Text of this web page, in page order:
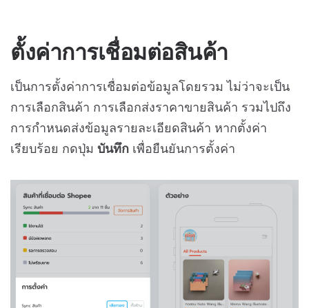
ตั้งค่าการเชื่อมต่อสินค้า
เป็นการตั้งค่าการเชื่อมต่อข้อมูลโดยรวม ไม่ว่าจะเป็น
การเลือกสินค้า การเลือกส่งราคาขายสินค้า รวมไปถึง
การกำหนดส่งข้อมูลรายละเอียดสินค้า หากตั้งค่า
เรียบร้อย กดปุ่ม บันทึก เพื่อยืนยันการตั้งค่า